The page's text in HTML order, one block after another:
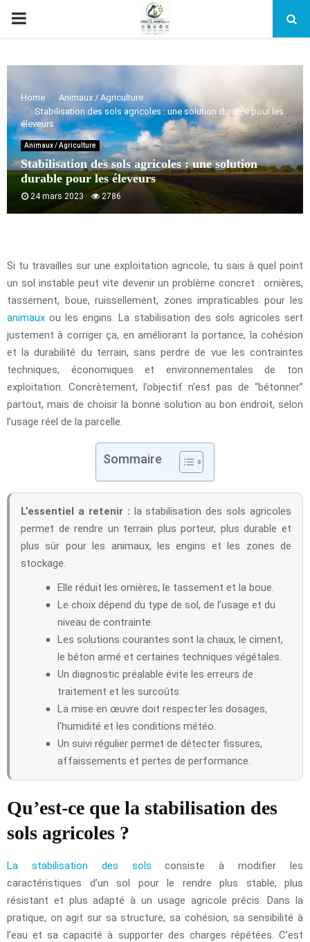
PRIMARY
Home
Animaux / Agriculture
Stabilisation des sols agricoles : une solution durable pour les
éleveurs
Animaux / Agriculture
Stabilisation des sols agricoles : une solution
durable pour les éleveurs
24 mars 2023 2786
Si tu travailles sur une exploitation agricole, tu sais à quel point
un sol instable peut vite devenir un problème concret : ornières,
tassement, boue, ruissellement, zones impraticables pour les
animaux ou les engins. La stabilisation des sols agricoles sert
justement à corriger ça, en améliorant la portance, la cohésion
et la durabilité du terrain, sans perdre de vue les contraintes
techniques, économiques et environnementales de ton
exploitation. Concrètement, l’objectif n’est pas de “bétonner”
partout, mais de choisir la bonne solution au bon endroit, selon
l’usage réel de la parcelle.
Sommaire
L’essentiel a retenir : la stabilisation des sols agricoles
permet de rendre un terrain plus porteur, plus durable et
plus sûr pour les animaux, les engins et les zones de
stockage.
Elle réduit les ornières, le tassement et la boue.
Le choix dépend du type de sol, de l’usage et du
niveau de contrainte.
Les solutions courantes sont la chaux, le ciment,
le béton armé et certaines techniques végétales.
Un diagnostic préalable évite les erreurs de
traitement et les surcoûts.
La mise en œuvre doit respecter les dosages,
l’humidité et les conditions météo.
Un suivi régulier permet de détecter fissures,
affaissements et pertes de performance.
Qu’est-ce que la stabilisation des
sols agricoles ?
La stabilisation des sols consiste à modifier les
caractéristiques d’un sol pour le rendre plus stable, plus
résistant et plus adapté à un usage agricole précis. Dans la
pratique, on agit sur sa structure, sa cohésion, sa sensibilité à
l’eau et sa capacité à supporter des charges répétées. C’est